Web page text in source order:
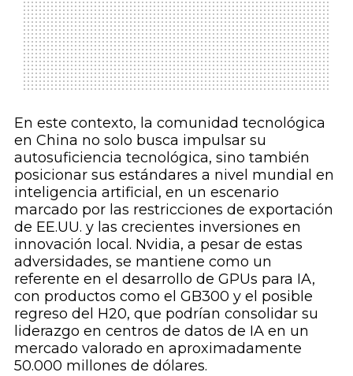
En este contexto, la comunidad tecnológica
en China no solo busca impulsar su
autosuficiencia tecnológica, sino también
posicionar sus estándares a nivel mundial en
inteligencia artificial, en un escenario
marcado por las restricciones de exportación
de EE.UU. y las crecientes inversiones en
innovación local. Nvidia, a pesar de estas
adversidades, se mantiene como un
referente en el desarrollo de GPUs para IA,
con productos como el GB300 y el posible
regreso del H20, que podrían consolidar su
liderazgo en centros de datos de IA en un
mercado valorado en aproximadamente
50.000 millones de dólares.